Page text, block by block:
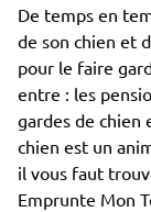
De temps en
de son chien et
pour le faire
entre : les
gardes de chien
chien est un
il vous faut
Emprunte Mon